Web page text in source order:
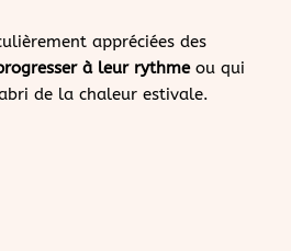
appréciées des
à leur rythmeou qui
de la chaleur estivale.